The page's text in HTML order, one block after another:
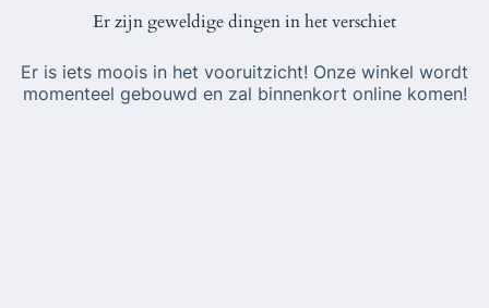
Er zijn geweldige dingen in het verschiet
Er is iets moois in het vooruitzicht! Onze winkel wordt
momenteel gebouwd en zal binnenkort online komen!